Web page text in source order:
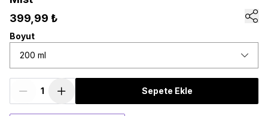
399,99 ₺
Boyut
200 ml
Sepete Ekle